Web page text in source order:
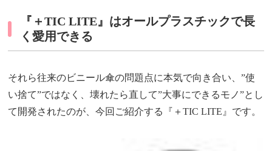
『＋TIC LITE』はオールプラスチックで長
く愛用できる
それら往来のビニール傘の問題点に本気で向き合い、”使
い捨て”ではなく、壊れたら直して”大事にできるモノ”とし
て開発されたのが、今回ご紹介する『＋TIC LITE』です。